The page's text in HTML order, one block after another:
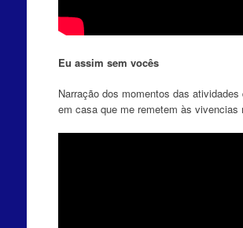
Eu assim sem vocês
Narração dos momentos das atividades
em casa que me remetem às vivencias